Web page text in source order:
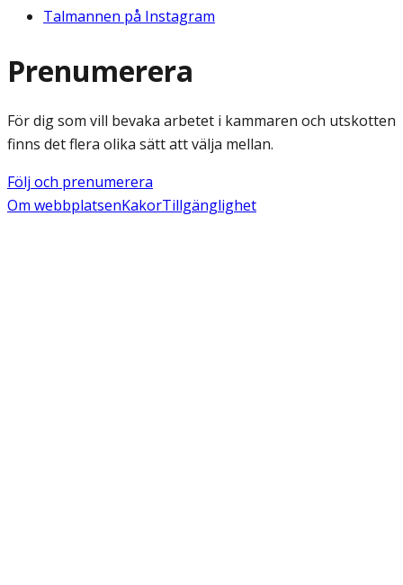
Talmannen på Instagram
Prenumerera
För dig som vill bevaka arbetet i kammaren och utskotten
finns det flera olika sätt att välja mellan.
Följ och prenumerera
Om webbplatsenKakorTillgänglighet